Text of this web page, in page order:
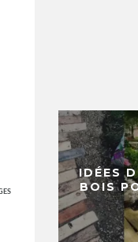
IDÉES
BOIS